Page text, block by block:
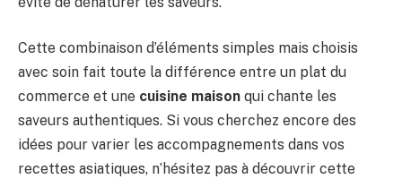
Cette combinaison d’éléments simples mais choisis
avec soin fait toute la différence entre un plat du
commerce et une cuisine maison qui chante les
saveurs authentiques. Si vous cherchez encore des
idées pour varier les accompagnements dans vos
recettes asiatiques, n’hésitez pas à découvrir cette